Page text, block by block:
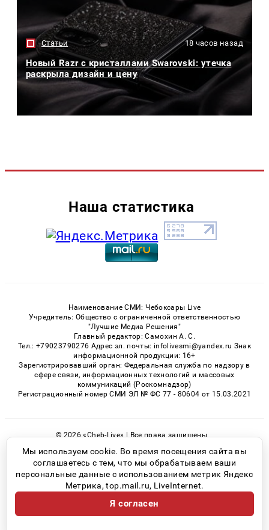
Статьи 18 часов назад
Новый Razr с кристаллами Swarovski: утечка
раскрыла дизайн и цену
Наша статистика
Наименование СМИ: Чебоксары Live
Учредитель: Общество с ограниченной ответственностью
"Лучшие Медиа Решения"
Главный редактор: Самохин А. С.
Тел.: +79023790276 Адрес эл. почты: infolivesmi@yandex.ru Знак
информационной продукции: 16+
Зарегистрировавший орган: Федеральная служба по надзору в
сфере связи, информационных технологий и массовых
коммуникаций (Роскомнадзор)
Регистрационный номер СМИ ЭЛ № ФС 77 - 80604 от 15.03.2021
© 2026 «Cheb-Live» | Все права защищены
Возрастная категория сайта 16+
Политика конфиденциальности
Мы используем cookie. Во время посещения сайта вы
соглашаетесь с тем, что мы обрабатываем ваши
персональные данные с использованием метрик Яндекс
Метрика, top.mail.ru, LiveInternet.
Я согласен